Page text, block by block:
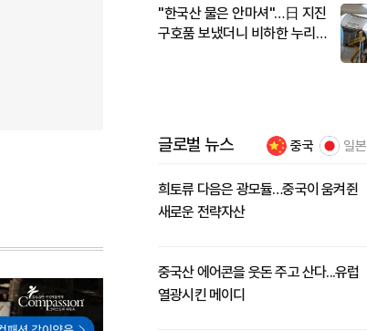
"한국산 물은 안마셔"…日 지진
구호품 보냈더니 비하한 누리
글로벌 뉴스 중국 일본
희토류 다음은 광모듈…중국이 움켜쥔
새로운 전략자산
중국산 에어콘을 웃돈 주고 산다...유럽
열광시킨 메이디